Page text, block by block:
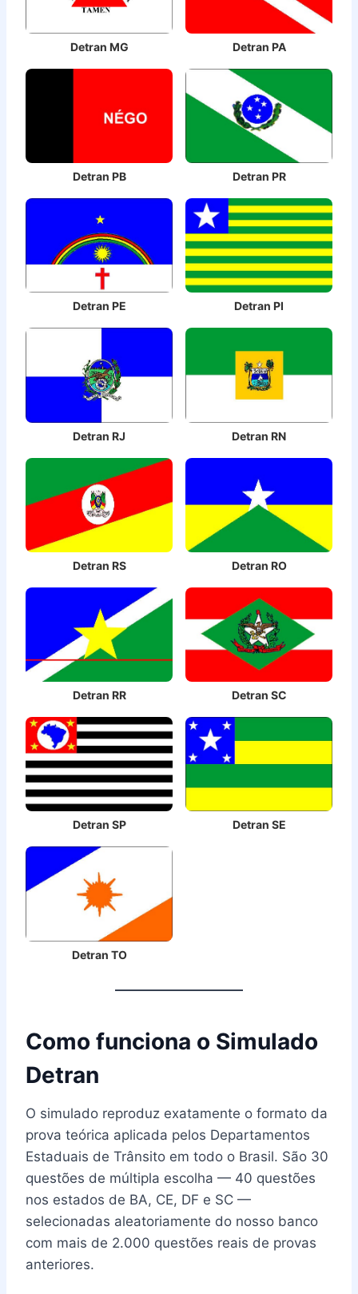
Detran MG Detran PA
Detran PB Detran PR
Detran PE Detran PI
Detran RJ Detran RN
Detran RS Detran RO
Detran RR Detran SC
Detran SP Detran SE
Detran TO
Como funciona o Simulado
Detran
O simulado reproduz exatamente o formato da
prova teórica aplicada pelos Departamentos
Estaduais de Trânsito em todo o Brasil. São 30
questões de múltipla escolha — 40 questões
nos estados de BA, CE, DF e SC —
selecionadas aleatoriamente do nosso banco
com mais de 2.000 questões reais de provas
anteriores.